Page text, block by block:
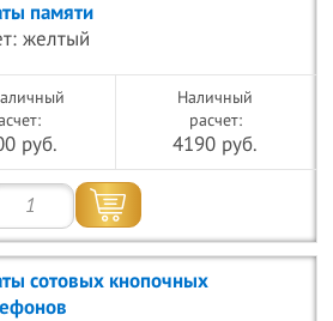
памяти
желтый
руб.
Наличный
расчет:
4190 руб.
сотовых кнопочных